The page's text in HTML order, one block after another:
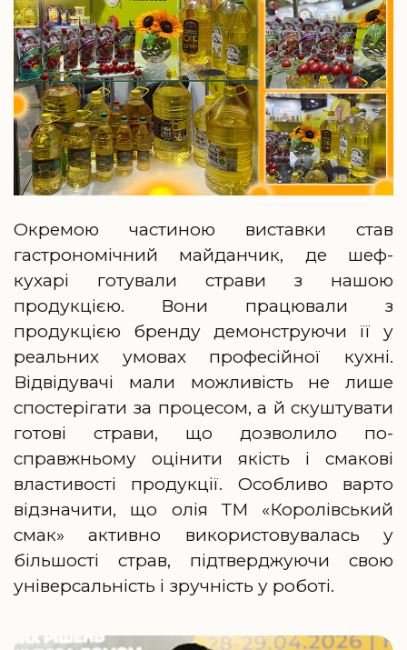
Окремою частиною виставки став
гастрономічний майданчик, де шеф-
кухарі готували страви з нашою
продукцією. Вони працювали з
продукцією бренду демонструючи її у
реальних умовах професійної кухні.
Відвідувачі мали можливість не лише
спостерігати за процесом, а й скуштувати
готові страви, що дозволило по-
справжньому оцінити якість і смакові
властивості продукції. Особливо варто
відзначити, що олія ТМ «Королівський
смак» активно використовувалась у
більшості страв, підтверджуючи свою
універсальність і зручність у роботі.